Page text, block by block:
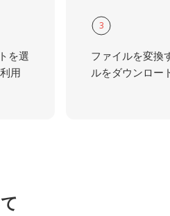
を選
用
3
ファイルを変換
ルをダウンロー